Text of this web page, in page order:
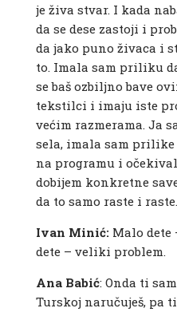
je živa stvar. I kada
da se dese zastoji i
da jako puno živaca i
to. Imala sam priliku
se baš ozbiljno bave
tekstilci i imaju iste
većim razmerama. Ja
sela, imala sam prilike
na programu i
dobijem konkretne
da to samo raste i
Ivan Minić: Malo dete
dete – veliki problem.
Ana Babić: Onda ti
Turskoj naručuješ, pa